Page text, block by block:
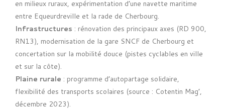
en milieux ruraux, expérimentation d’une navette maritime
entre Equeurdreville et la rade de Cherbourg.
Infrastructures : rénovation des principaux axes (RD 900,
RN13), modernisation de la gare SNCF de Cherbourg et
concertation sur la mobilité douce (pistes cyclables en ville
et sur la côte).
Plaine rurale : programme d’autopartage solidaire,
flexibilité des transports scolaires (source : Cotentin Mag’,
décembre 2023).